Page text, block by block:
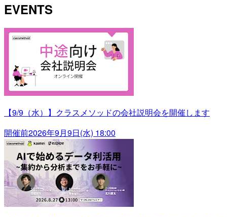
EVENTS
【9/9（水）】クラスメソッドの会社説明会を開催します
開催前2026年9月9日(水) 18:00